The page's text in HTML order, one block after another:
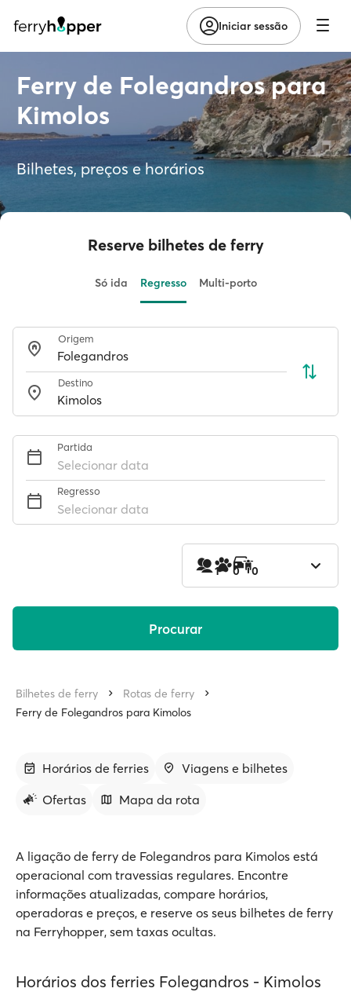
Iniciar sessão
Ferry de Folegandros para
Kimolos
Bilhetes, preços e horários
Reserve bilhetes de ferry
Só ida Regresso Multi-porto
Origem
Destino
Partida
Selecionar data
Regresso
Selecionar data
1 0 0
Procurar
Bilhetes de ferry
Rotas de ferry
Ferry de Folegandros para Kimolos
Horários de ferries
Viagens e bilhetes
Ofertas
Mapa da rota
A ligação de ferry de Folegandros para Kimolos está
operacional com travessias regulares. Encontre
informações atualizadas, compare horários,
operadoras e preços, e reserve os seus bilhetes de ferry
na Ferryhopper, sem taxas ocultas.
Horários dos ferries Folegandros - Kimolos